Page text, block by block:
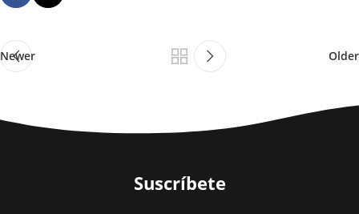
Newer Older
Suscríbete